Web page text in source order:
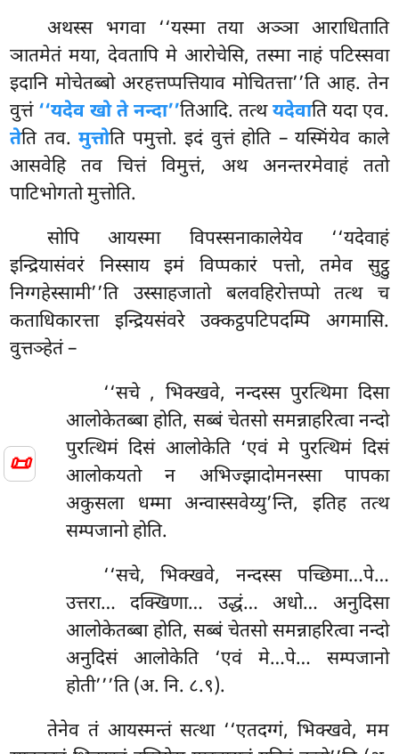
📜
अथस्स भगवा ‘‘यस्मा तया अञ्ञा आराधिताति
ञातमेतं मया, देवतापि मे आरोचेसि, तस्मा नाहं पटिस्सवा
इदानि मोचेतब्बो अरहत्तप्पत्तियाव मोचितत्ता’’ति आह. तेन
वुत्तं ‘‘यदेव खो ते नन्दा’’तिआदि. तत्थयदेवाति यदा एव.
तेति तव.मुत्तोति पमुत्तो. इदं वुत्तं होति – यस्मिंयेव काले
आसवेहि तव चित्तं विमुत्तं, अथ अनन्तरमेवाहं ततो
पाटिभोगतो मुत्तोति.
सोपि आयस्मा विपस्सनाकालेयेव ‘‘यदेवाहं
इन्द्रियासंवरं निस्साय इमं विप्पकारं पत्तो, तमेव सुट्ठु
निग्गहेस्सामी’’ति उस्साहजातो बलवहिरोत्तप्पो तत्थ च
कताधिकारत्ता इन्द्रियसंवरे उक्कट्ठपटिपदम्पि अगमासि.
वुत्तञ्हेतं –
‘‘सचे , भिक्खवे, नन्दस्स पुरत्थिमा दिसा
आलोकेतब्बा होति, सब्बं चेतसो समन्नाहरित्वा नन्दो
पुरत्थिमं दिसं आलोकेति ‘एवं मे पुरत्थिमं दिसं
आलोकयतो न अभिज्झादोमनस्सा पापका
अकुसला धम्मा अन्वास्सवेय्यु’न्ति, इतिह तत्थ
सम्पजानो होति.
‘‘सचे, भिक्खवे, नन्दस्स पच्छिमा…पे…
उत्तरा… दक्खिणा… उद्धं… अधो… अनुदिसा
आलोकेतब्बा होति, सब्बं चेतसो समन्नाहरित्वा नन्दो
अनुदिसं आलोकेति ‘एवं मे…पे… सम्पजानो
होती’’’ति (अ. नि. ८.९).
तेनेव तं आयस्मन्तं सत्था ‘‘एतदग्गं, भिक्खवे, मम